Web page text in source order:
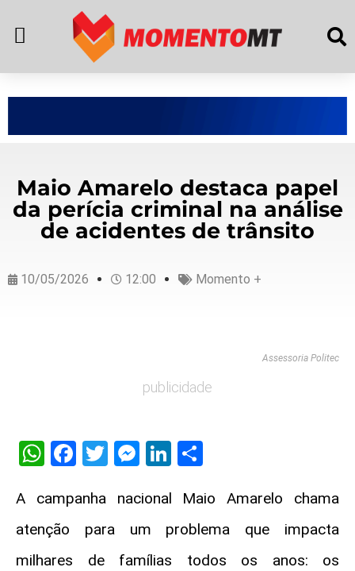
Maio Amarelo destaca papel
da perícia criminal na análise
de acidentes de trânsito
10/05/2026 12:00 Momento +
Assessoria Politec
publicidade
WhatsApp
Facebook
Twitter
Messenger
LinkedIn
A campanha nacional Maio Amarelo chama
atenção para um problema que impacta
milhares de famílias todos os anos: os